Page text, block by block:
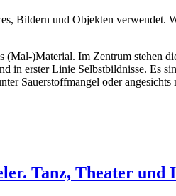
Bildern und Objekten verwendet.
)Material. Im Zentrum stehen
in erster Linie Selbstbildnisse. Es
Sauerstoffmangel oder
Tanz, Theater